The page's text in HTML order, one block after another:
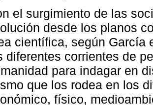
el surgimiento de las
desde los planos
científica, según García
diferentes corrientes de
para indagar en
que los rodea en los
físico,